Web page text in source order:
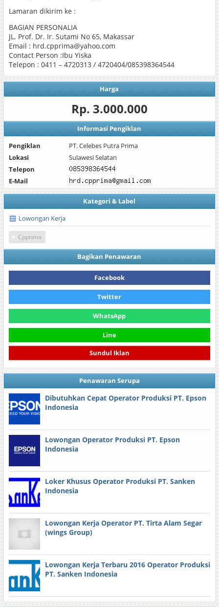
Lamaran dikirim ke :
BAGIAN PERSONALIA
JL. Prof. Dr. Ir. Sutami No 65, Makassar
Email : hrd.cpprima@yahoo.com
Contact Person :Ibu Yiska
Telepon : 0411 – 4720313 / 4720404/085398364544
Harga
Rp. 3.000.000
Informasi Pengiklan
Pengiklan
PT. Celebes Putra Prima
Lokasi
Sulawesi Selatan
Telepon
E-Mail
Kategori & Label
Lowongan Kerja
Cpprima
Bagikan Penawaran
Facebook
Twitter
WhatsApp
Line
Sundul Iklan
Penawaran Serupa
Dibutuhkan Cepat Operator Produksi PT. Epson
Indonesia
Lowongan Operator Produksi PT. Epson
Indonesia
Loker Khusus Operator Produksi PT. Sanken
Indonesia
Lowongan Kerja Operator PT. Tirta Alam Segar
(wings Group)
Lowongan Kerja Terbaru 2016 Operator Produksi
PT. Sanken Indonesia